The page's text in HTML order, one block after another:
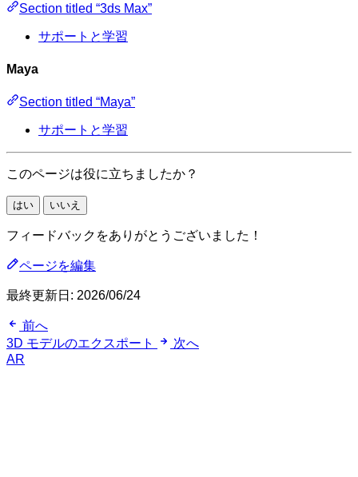
Section titled “3ds Max”
サポートと学習
Maya
Section titled “Maya”
サポートと学習
このページは役に立ちましたか？
はい いいえ
フィードバックをありがとうございました！
ページを編集
最終更新日: 2026/06/24
前へ
3D モデルのエクスポート
次へ
AR